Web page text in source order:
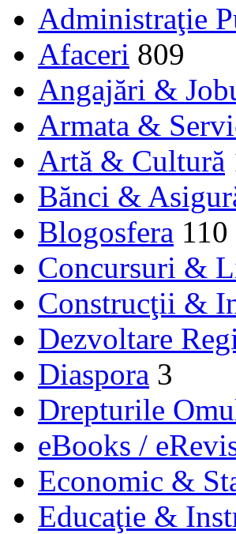
Administraţie
Afaceri 809
Angajări &
Armata &
Artă & Cultură
Bănci &
Blogosfera 110
Concursuri &
Construcţii &
Dezvoltare
Diaspora 3
Drepturile
eBooks /
Economic &
Educaţie &